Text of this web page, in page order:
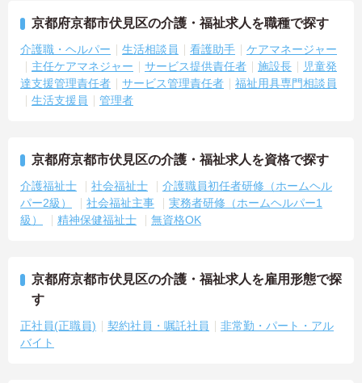
京都府京都市伏見区の介護・福祉求人を職種で探す
介護職・ヘルパー 生活相談員 看護助手
ケアマネージャー
主任ケアマネジャー
サービス提供責任者 施設長
児童発
達支援管理責任者
サービス管理責任者
福祉用具専門相談員
生活支援員
管理者
京都府京都市伏見区の介護・福祉求人を資格で探す
介護福祉士 社会福祉士
介護職員初任者研修（ホームヘル
パー2級）
社会福祉主事
実務者研修（ホームヘルパー1
級）
精神保健福祉士 無資格OK
京都府京都市伏見区の介護・福祉求人を雇用形態で探
す
正社員(正職員) 契約社員・嘱託社員
非常勤・パート・アル
バイト